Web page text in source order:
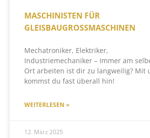
MASCHINISTEN FÜR
GLEISBAUGROSSMASCHINEN
Mechatroniker, Elektriker,
Industriemechaniker – Immer am
Ort arbeiten ist dir zu langweilig? Mit
kommst du fast überall hin!
WEITERLESEN »
12. März 2025